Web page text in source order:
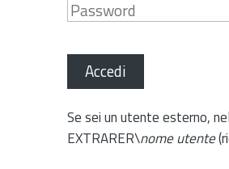
Accedi
Se sei un utente esterno,
EXTRARER\nome utente